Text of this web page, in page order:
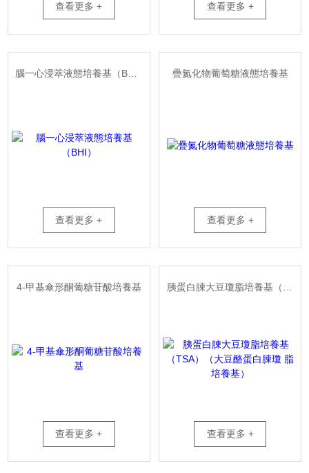
查看更多 + 查看更多 +
查看更多 +
疊氮化物葡萄糖液態培養基
查看更多 +
4-甲基傘形酮葡糖苷酸培養基
查看更多 + 查看更多 +